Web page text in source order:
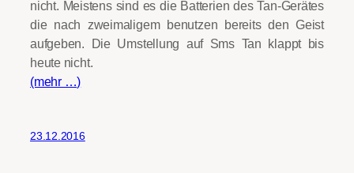
nicht. Meistens sind es die Batterien des Tan-Gerätes
die nach zweimaligem benutzen bereits den Geist
aufgeben. Die Umstellung auf Sms Tan klappt bis
heute nicht.
(mehr …)
23.12.2016